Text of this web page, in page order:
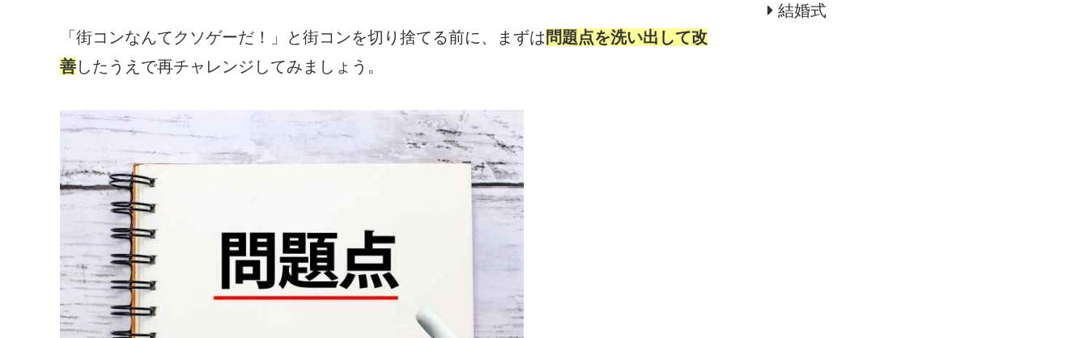
「街コンなんてクソゲーだ！」と街コンを切り捨てる前に、まずは 問題点を洗い出して改
善したうえで再チャレンジしてみましょう。
結婚式